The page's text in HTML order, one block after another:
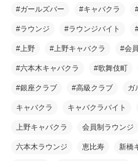
#ガールズバー #キャバクラ
#ラウンジ #ラウンジバイト
#上野 #上野キャバクラ #会
#六本木キャバクラ #歌舞伎町
#銀座クラブ #高級クラブ ガ
キャバクラ キャバクラバイト
上野キャバクラ 会員制ラウンジ
六本木ラウンジ 恵比寿 新橋